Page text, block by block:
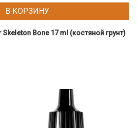
В КОРЗИНУ
Bone 17 ml (костяной грунт)